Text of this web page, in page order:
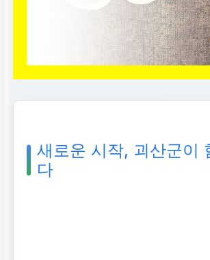
새로운 시작, 괴산군이
다